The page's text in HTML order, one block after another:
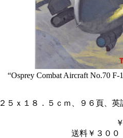
“Osprey Combat Aircraft No.70 F-
２５ｘ１８．５ｃｍ、９６頁、
送料￥３００